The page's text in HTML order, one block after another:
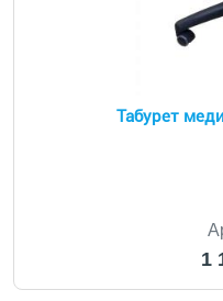
Табурет
1